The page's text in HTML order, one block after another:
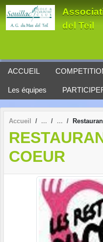
del Teil
ACCUEIL
Les équipes
Accueil
COEUR
Panneau de gestion des